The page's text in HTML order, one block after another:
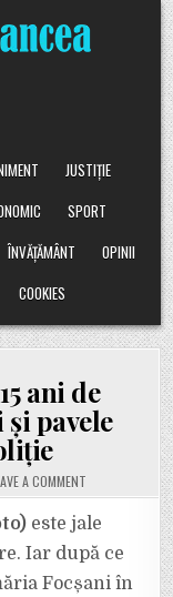
JUSTIȚIE
SPORT
ÎNVĂȚĂMÂNT
OPINII
COOKIES
ani de
pavele
A COMMENTON
STRADA
DUPĂ
15
ANI
DE
PROMISIUNI,
ÎNTRE
este jale
Iar după ce
Focșani în